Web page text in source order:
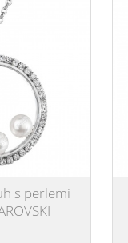
s perlemi